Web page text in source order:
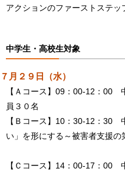
アクションのファーストステッ
定員４
中学生・高校生対象
７月２９日（水）
【Ａコース】09：00-12：
員３０名
【Ｂコース】10：30-12：30
い」を形にする～被害者支援の
定員
【Ｃコース】14：00-17：